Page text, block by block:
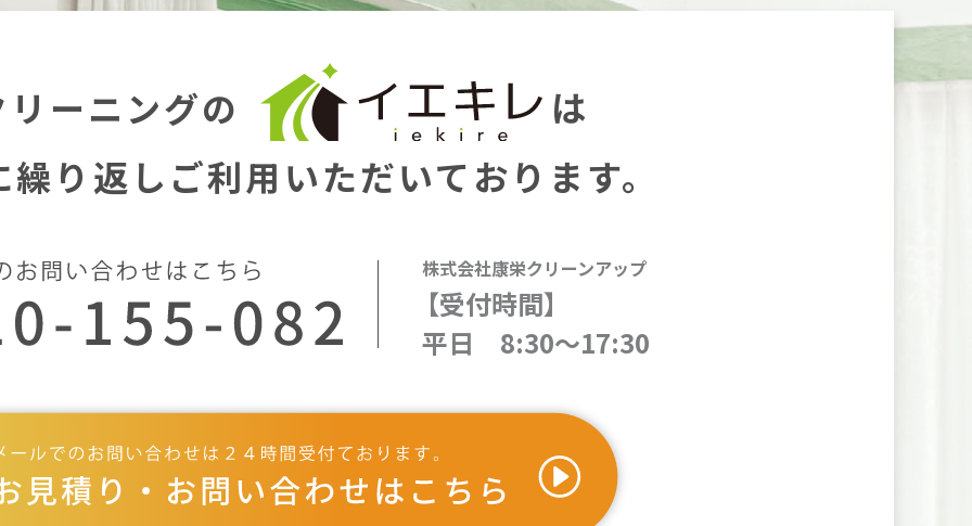
ーニングの
は
繰り返しご利用いただいております。
株式会社康栄クリーンアップ
【受付時間】
平日 8:30～17:30